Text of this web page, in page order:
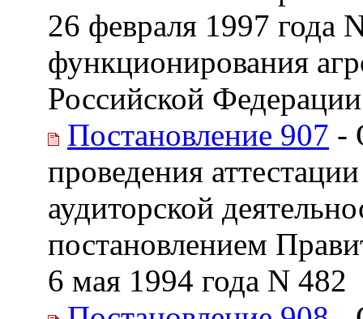
26 февраля 1997 года
функционирования
Российской
Постановление 907 -
проведения
аудиторской
постановлением
6 мая 1994 года N 482